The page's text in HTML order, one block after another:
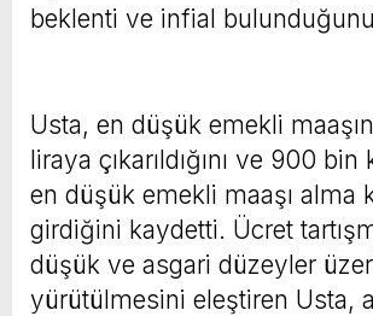
beklenti ve infial
Usta, en düşük emekli
liraya çıkarıldığını ve 900
en düşük emekli maaşı alma
girdiğini kaydetti. Ücret
düşük ve asgari düzeyler
yürütülmesini eleştiren Usta,